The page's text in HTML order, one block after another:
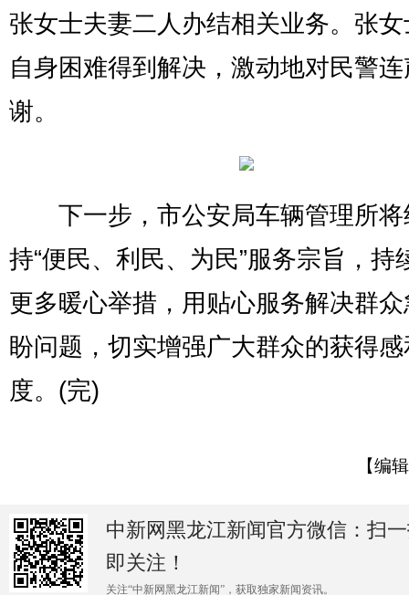
张女士夫妻二人办结相关业务。张
自身困难得到解决，激动地对民警
谢。
下一步，市公安局车辆管理所将
持“便民、利民、为民”服务宗旨，持
更多暖心举措，用贴心服务解决群
盼问题，切实增强广大群众的获得
度。(完)
【编
中新网黑龙江新闻官方微信：扫
即关注！
关注“中新网黑龙江新闻”，获取独家新闻资讯。